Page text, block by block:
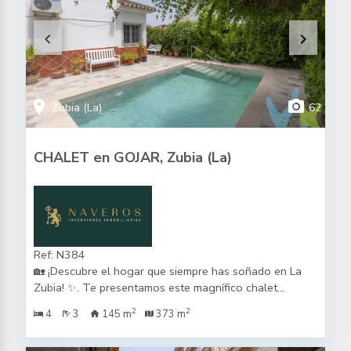
keyboard_arrow_left keyboard_arrow_right
location_on Zubia (La) photo_camera62
CHALET en GOJAR, Zubia (La)
Ref: N384
🏡 ¡Descubre el hogar que siempre has soñado en La
Zubia! ✨. Te presentamos este magnífico chalet
una de las zonas más cotizadas de La Zubia, perfecto
para quienes buscan amplitud, confort y tranquilidad, a
4 3 145 m2 373 m2